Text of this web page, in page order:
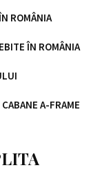
ROMÂNIA
ÎN ROMÂNIA
CABANE A-FRAME